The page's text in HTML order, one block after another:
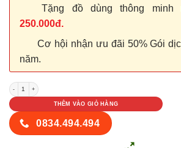
Tặng đồ dùng thông minh
250.000đ.
Cơ hội nhận ưu đãi 50% Gói
năm.
Cửa nhựa Composite Sungyu SYA 48 số lượng
THÊM VÀO GIỎ HÀNG
0834.494.494